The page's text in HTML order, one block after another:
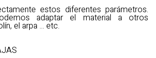
estos diferentes parámetros.
adaptar el material a otros
el arpa ... etc.